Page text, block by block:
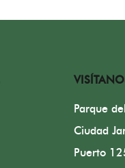
Parque
Ciudad
Puerto